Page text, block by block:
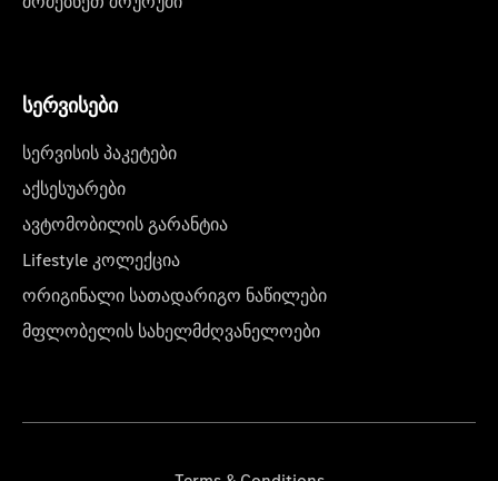
სერვისები
სერვისის პაკეტები
აქსესუარები
ავტომობილის გარანტია
Lifestyle კოლექცია
ორიგინალი სათადარიგო ნაწილები
მფლობელის სახელმძღვანელოები